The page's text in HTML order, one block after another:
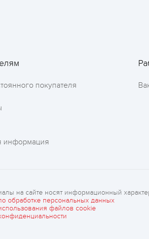
покупателя
информация
на сайте носят информационный
обработке персональных данных
файлов cookie